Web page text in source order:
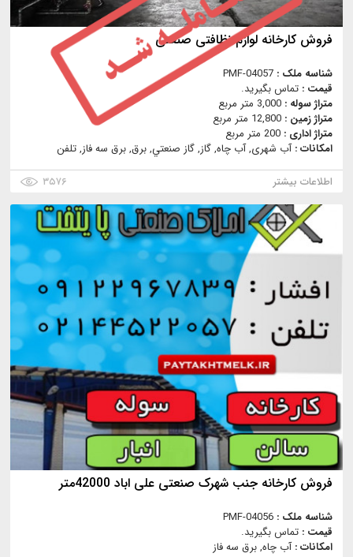
فروش کارخانه لوازم نظافتی صنعتی
شناسه ملک : PMF-04057
قیمت : تماس بگیرید.
متراژ سوله : 3,000 متر مربع
متراژ زمین : 12,800 متر مربع
متراژ اداری : 200 متر مربع
امکانات :آب شهری, آب چاه, گاز, گاز صنعتي, برق, برق سه فاز, تلفن
اطلاعات بیشتر
۳۵۷۶
فروش کارخانه جنب شهرک صنعتی علی اباد 42000متر
شناسه ملک : PMF-04056
قیمت : تماس بگیرید.
امکانات :آب چاه, برق سه فاز